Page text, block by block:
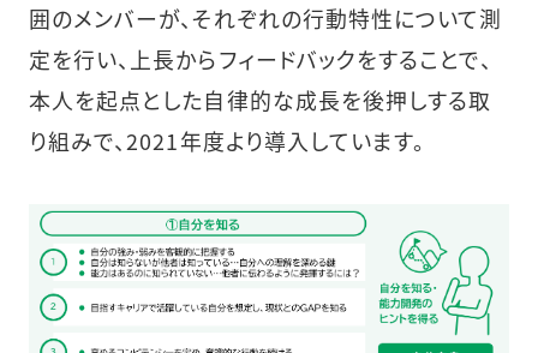
囲のメンバーが、それぞれの行動特性について測
定を行い、上長からフィードバックをすることで、
本人を起点とした自律的な成長を後押しする取
り組みで、2021年度より導入しています。